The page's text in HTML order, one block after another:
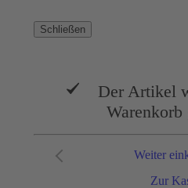
Schließen
Der Artikel
Warenkorb
Zur
Weiter